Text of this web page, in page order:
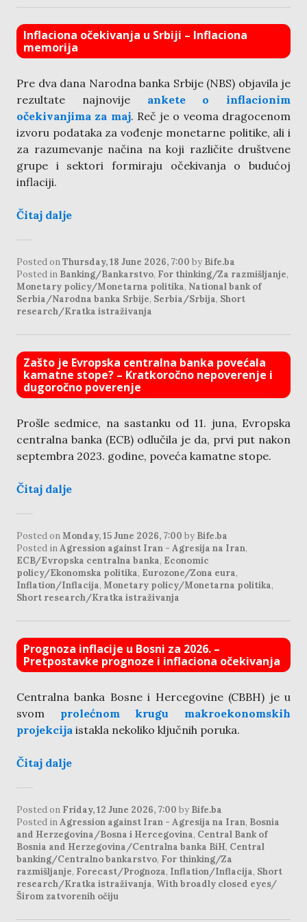
Inflaciona očekivanja u Srbiji – Inflaciona
memorija
Pre dva dana Narodna banka Srbije (NBS) objavila je
rezultate najnovije ankete o inflacionim
očekivanjima za maj. Reč je o veoma dragocenom
izvoru podataka za vođenje monetarne politike, ali i
za razumevanje načina na koji različite društvene
grupe i sektori formiraju očekivanja o budućoj
inflaciji.
Čitaj dalje
Posted onThursday, 18 June 2026, 7:00 by Bife.ba
Posted in Banking/Bankarstvo, For thinking/Za razmišljanje,
Monetary policy/Monetarna politika, National bank of
Serbia/Narodna banka Srbije, Serbia/Srbija, Short
research/Kratka istraživanja
Zašto je Evropska centralna banka povećala
kamatne stope? – Kratkoročno nepoverenje i
dugoročno poverenje
Prošle sedmice, na sastanku od 11. juna, Evropska
centralna banka (ECB) odlučila je da, prvi put nakon
septembra 2023. godine, poveća kamatne stope.
Čitaj dalje
Posted on Monday, 15 June 2026, 7:00 by Bife.ba
Posted inAgression against Iran - Agresija na Iran,
ECB/Evropska centralna banka, Economic
policy/Ekonomska politika, Eurozone/Zona eura,
Inflation/Inflacija, Monetary policy/Monetarna politika,
Short research/Kratka istraživanja
Prognoza inflacije u Bosni za 2026. –
Pretpostavke prognoze i inflaciona očekivanja
Centralna banka Bosne i Hercegovine (CBBH) je u
svom prolećnom krugu makroekonomskih
projekcija istakla nekoliko ključnih poruka.
Čitaj dalje
Posted on Friday, 12 June 2026, 7:00 by Bife.ba
Posted inAgression against Iran - Agresija na Iran, Bosnia
and Herzegovina/Bosna i Hercegovina, Central Bank of
Bosnia and Herzegovina/Centralna banka BiH, Central
banking/Centralno bankarstvo, For thinking/Za
razmišljanje, Forecast/Prognoza, Inflation/Inflacija, Short
research/Kratka istraživanja, With broadly closed eyes/
Širom zatvorenih očiju